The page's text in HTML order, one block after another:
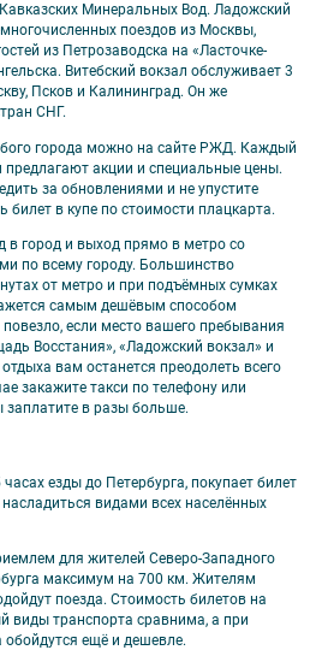
Минеральных Вод. Ладожский
поездов из Москвы,
из Петрозаводска на «Ласточке-
Витебский вокзал обслуживает 3
Псков и Калининград. Он же
СНГ.
города можно на сайте РЖД. Каждый
предлагают акции и специальные цены.
за обновлениями и не упустите
билет в купе по стоимости плацкарта.
в город и выход прямо в метро со
по всему городу. Большинство
от метро и при подъёмных сумках
самым дешёвым способом
если место вашего пребывания
Восстания», «Ладожский вокзал» и
вам останется преодолеть всего
закажите такси по телефону или
заплатите в разы больше.
езды до Петербурга, покупает билет
видами всех населённых
для жителей Северо-Западного
максимум на 700 км. Жителям
поезда. Стоимость билетов на
виды транспорта сравнима, а при
ещё и дешевле.